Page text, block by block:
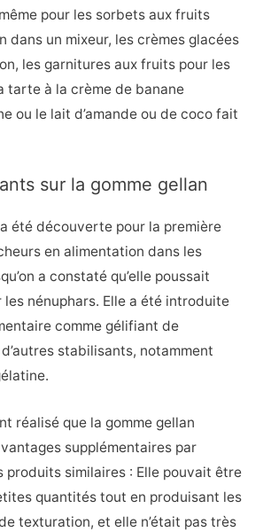
pour les sorbets aux fruits
dans un mixeur, les crèmes glacées
les garnitures aux fruits pour les
tarte à la crème de banane
ou le lait d’amande ou de coco fait
sur la gomme gellan
été découverte pour la première
en alimentation dans les
a constaté qu’elle poussait
nénuphars. Elle a été introduite
comme gélifiant de
stabilisants, notamment
réalisé que la gomme gellan
supplémentaires par
produits similaires : Elle pouvait être
quantités tout en produisant les
texturation, et elle n’était pas très